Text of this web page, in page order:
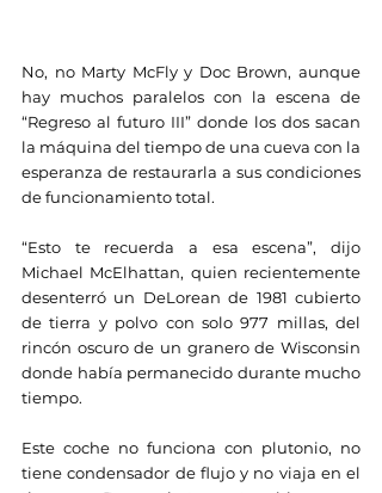
No, no Marty McFly y Doc Brown, aunque
hay muchos paralelos con la escena de
“Regreso al futuro III” donde los dos sacan
la máquina del tiempo de una cueva con la
esperanza de restaurarla a sus condiciones
de funcionamiento total.
“Esto te recuerda a esa escena”, dijo
Michael McElhattan, quien recientemente
desenterró un DeLorean de 1981 cubierto
de tierra y polvo con solo 977 millas, del
rincón oscuro de un granero de Wisconsin
donde había permanecido durante mucho
tiempo.
Este coche no funciona con plutonio, no
tiene condensador de flujo y no viaja en el